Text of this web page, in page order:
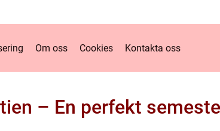
Om oss Cookies Kontakta oss
– En perfekt